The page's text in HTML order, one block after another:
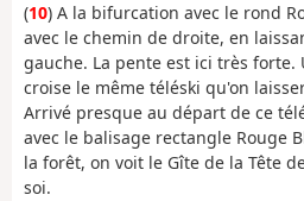
(10) A la bifurcation avec le rond
avec le chemin de droite, en
gauche. La pente est ici très forte.
croise le même téléski qu'on
Arrivé presque au départ de ce
avec le balisage rectangle Rouge
la forêt, on voit le Gîte de la Tête
soi.